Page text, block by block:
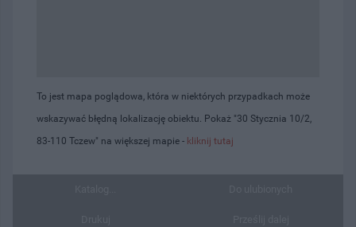
To jest mapa poglądowa, która w niektórych przypadkach może
wskazywać błędną lokalizację obiektu. Pokaż "30 Stycznia 10/2,
83-110 Tczew" na większej mapie - kliknij tutaj